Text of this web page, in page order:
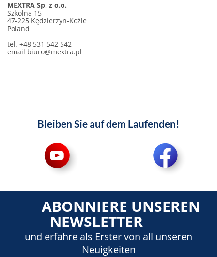
MEXTRA Sp. z o.o.
Szkolna 15
47-225 Kędzierzyn-Koźle
Poland
tel. +48 531 542 542
email biuro@mextra.pl
Bleiben Sie auf dem Laufenden!
ABONNIERE UNSEREN
NEWSLETTER
und erfahre als Erster von all unseren
Neuigkeiten